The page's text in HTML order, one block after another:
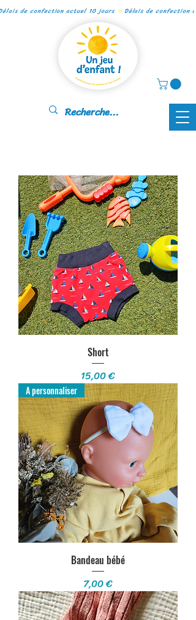
de confection actuel 10 jours
Short
Prix
15,00 €
A personnaliser
Bandeau bébé
Prix
7,00 €